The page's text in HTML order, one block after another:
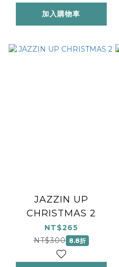
加入購物車
JAZZIN UP
CHRISTMAS 2
NT$265
NT$300 8.8折